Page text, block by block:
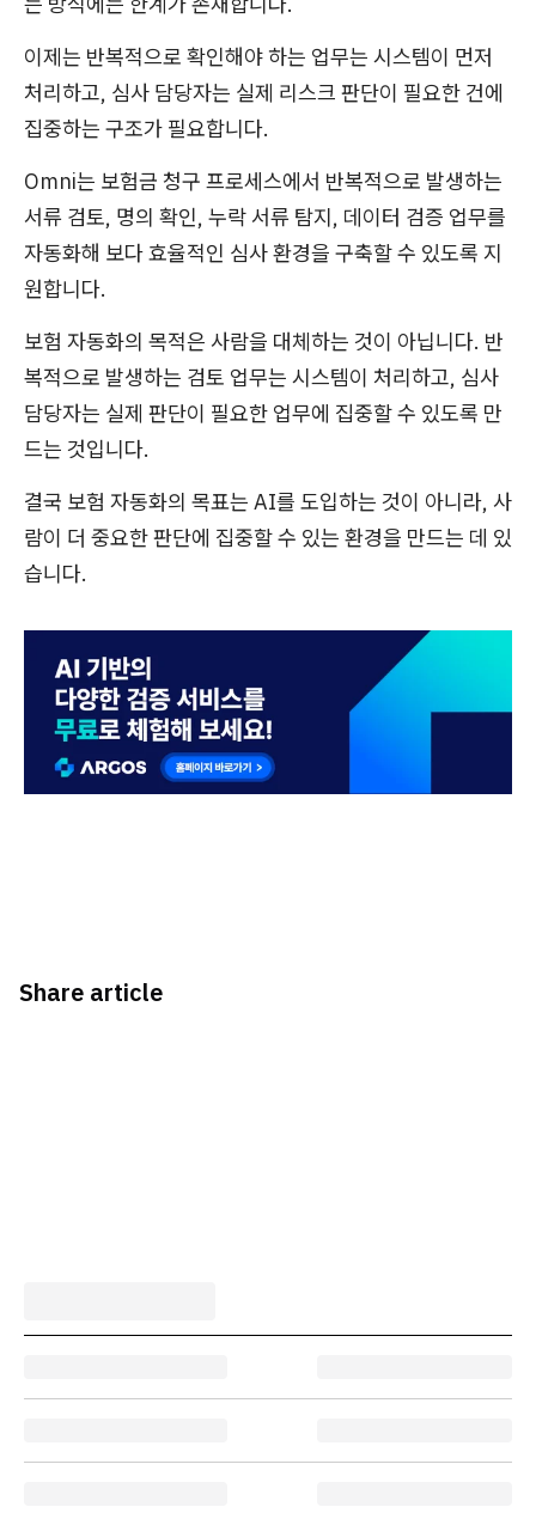
이제는 반복적으로 확인해야 하는 업무는 시스템이 먼저
처리하고, 심사 담당자는 실제 리스크 판단이 필요한 건에
집중하는 구조가 필요합니다.
Omni는 보험금 청구 프로세스에서 반복적으로 발생하는
서류 검토, 명의 확인, 누락 서류 탐지, 데이터 검증 업무를
자동화해 보다 효율적인 심사 환경을 구축할 수 있도록 지
원합니다.
보험 자동화의 목적은 사람을 대체하는 것이 아닙니다. 반
복적으로 발생하는 검토 업무는 시스템이 처리하고, 심사
담당자는 실제 판단이 필요한 업무에 집중할 수 있도록 만
드는 것입니다.
결국 보험 자동화의 목표는 AI를 도입하는 것이 아니라, 사
람이 더 중요한 판단에 집중할 수 있는 환경을 만드는 데 있
습니다.
Share article